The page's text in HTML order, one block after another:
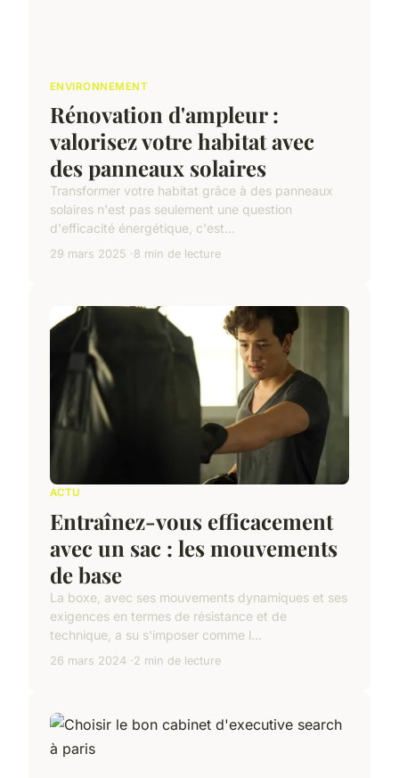
ENVIRONNEMENT
Rénovation d'ampleur :
valorisez votre habitat avec
des panneaux solaires
Transformer votre habitat grâce à des panneaux
solaires n'est pas seulement une question
d'efficacité énergétique, c'est...
29 mars 2025 8 min de lecture
ACTU
Entraînez-vous efficacement
avec un sac : les mouvements
de base
La boxe, avec ses mouvements dynamiques et ses
exigences en termes de résistance et de
technique, a su s'imposer comme l...
26 mars 2024 2 min de lecture